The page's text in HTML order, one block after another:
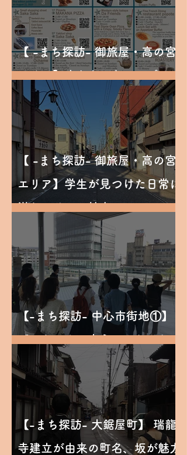
【 -まち探訪- 御旅屋・高の宮
【 -まち探訪- 御旅屋・高の宮
エリア】学生が見つけた日常に
【-まち探訪- 中心市街地①】
【-まち探訪- 大鋸屋町】 瑞龍
寺建立が由来の町名、坂が魅力